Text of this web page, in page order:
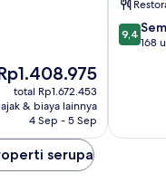
sekarang
total Rp1.672.453
& biaya lainnya
4 Sep - 5 Sep
Phuket
Lama
9.4
dari
9,4
168
serupa